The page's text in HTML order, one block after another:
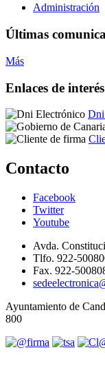
Administración
Últimas
Más
Enlaces de interés
Contacto
Facebook
Twitter
Youtube
Avda.
Tlfo. 922-
Fax. 922-
Ayuntamiento de
800